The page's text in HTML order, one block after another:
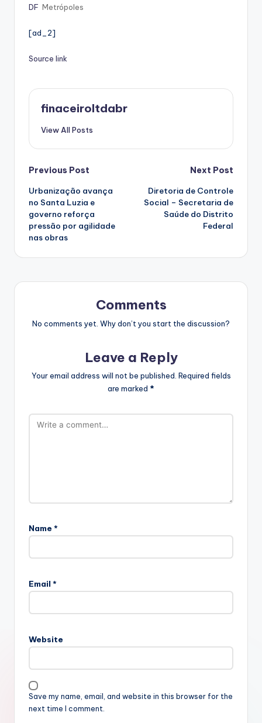
DF Metrópoles
[ad_2]
Source link
finaceiroltdabr
View All Posts
Post
navigation
Previous Post
Urbanização avança
no Santa Luzia e
governo reforça
pressão por agilidade
nas obras
Next Post
Diretoria de Controle
Social – Secretaria de
Saúde do Distrito
Federal
Comments
No comments yet. Why don’t you start the discussion?
Leave a Reply
Your email address will not be published. Required fields
are marked *
Name *
Email *
Website
Save my name, email, and website in this browser for the
next time I comment.